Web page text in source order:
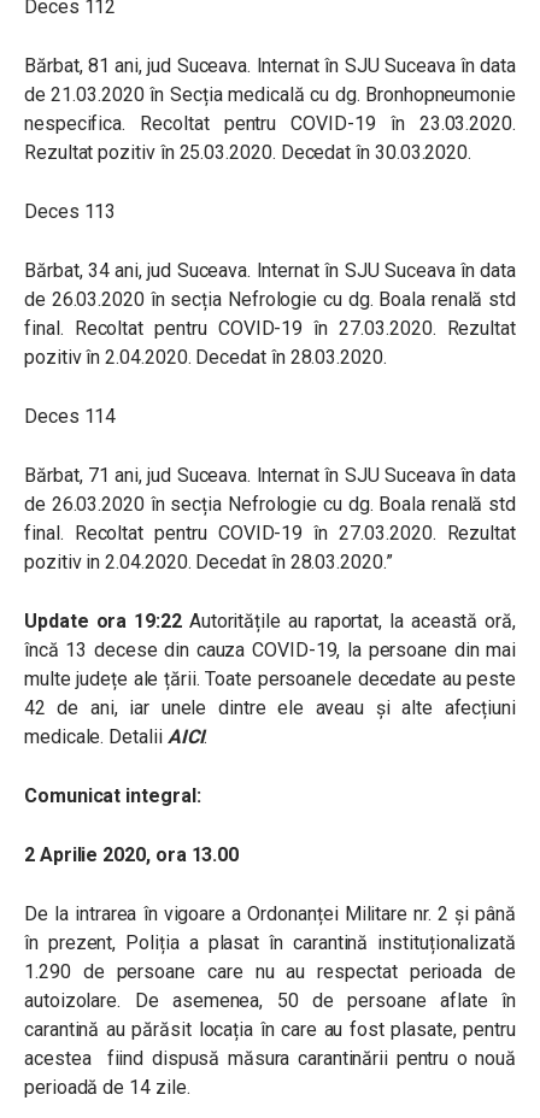
Deces 112
Bărbat, 81 ani, jud Suceava. Internat în SJU Suceava în data
de 21.03.2020 în Secția medicală cu dg. Bronhopneumonie
nespecifica. Recoltat pentru COVID-19 în 23.03.2020.
Rezultat pozitiv în 25.03.2020. Decedat în 30.03.2020.
Deces 113
Bărbat, 34 ani, jud Suceava. Internat în SJU Suceava în data
de 26.03.2020 în secția Nefrologie cu dg. Boala renală std
final. Recoltat pentru COVID-19 în 27.03.2020. Rezultat
pozitiv în 2.04.2020. Decedat în 28.03.2020.
Deces 114
Bărbat, 71 ani, jud Suceava. Internat în SJU Suceava în data
de 26.03.2020 în secția Nefrologie cu dg. Boala renală std
final. Recoltat pentru COVID-19 în 27.03.2020. Rezultat
pozitiv in 2.04.2020. Decedat în 28.03.2020.”
Update ora 19:22 Autoritățile au raportat, la această oră,
încă 13 decese din cauza COVID-19, la persoane din mai
multe județe ale țării. Toate persoanele decedate au peste
42 de ani, iar unele dintre ele aveau și alte afecțiuni
medicale. Detalii AICI.
Comunicat integral:
2 Aprilie 2020, ora 13.00
De la intrarea în vigoare a Ordonanței Militare nr. 2 și până
în prezent, Poliția a plasat în carantină instituționalizată
1.290 de persoane care nu au respectat perioada de
autoizolare. De asemenea, 50 de persoane aflate în
carantină au părăsit locația în care au fost plasate, pentru
acestea fiind dispusă măsura carantinării pentru o nouă
perioadă de 14 zile.